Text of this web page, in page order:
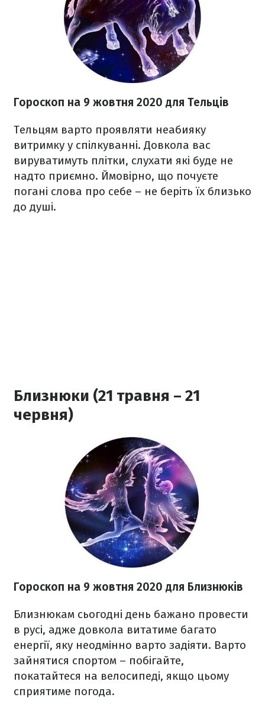
Гороскоп на 9 жовтня 2020 для Тельців
Тельцям варто проявляти неабияку
витримку у спілкуванні. Довкола вас
вируватимуть плітки, слухати які буде не
надто приємно. Ймовірно, що почуєте
погані слова про себе – не беріть їх близько
до душі.
Близнюки (21 травня – 21
червня)
Гороскоп на 9 жовтня 2020 для Близнюків
Близнюкам сьогодні день бажано провести
в русі, адже довкола витатиме багато
енергії, яку неодмінно варто задіяти. Варто
зайнятися спортом – побігайте,
покатайтеся на велосипеді, якщо цьому
сприятиме погода.